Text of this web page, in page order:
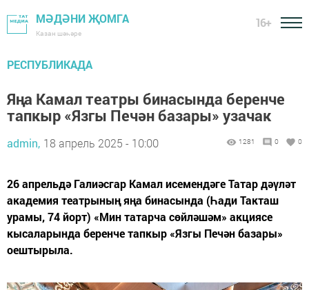
МӘДӘНИ ҖОМГА
Казан шәһәре
16+
РЕСПУБЛИКАДА
Яңа Камал театры бинасында беренче
тапкыр «Язгы Печән базары» узачак
admin, 18 апрель 2025 - 10:00 1281 0 0
26 апрельдә Галиәсгар Камал исемендәге Татар дәүләт
академия театрының яңа бинасында (Һади Такташ
урамы, 74 йорт) «Мин татарча сөйләшәм» акциясе
кысаларында беренче тапкыр «Язгы Печән базары»
оештырыла.